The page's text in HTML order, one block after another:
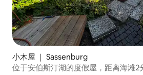
小木屋 ｜ Sassenburg
位于安伯斯汀湖的度假屋，距离海滩2